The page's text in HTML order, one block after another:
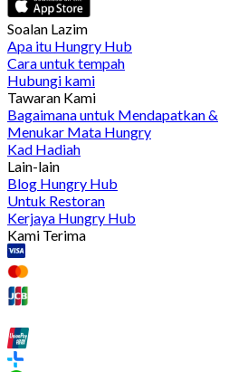
Soalan Lazim
Apa itu Hungry Hub
Cara untuk tempah
Hubungi kami
Tawaran Kami
Bagaimana untuk Mendapatkan &
Menukar Mata Hungry
Kad Hadiah
Lain-lain
Blog Hungry Hub
Untuk Restoran
Kerjaya Hungry Hub
Kami Terima